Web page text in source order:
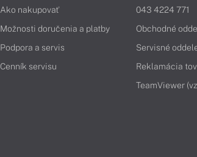
Ako nakupovať
Možnosti doručenia a platby
Podpora a servis
Cenník servisu
043 4224 771
Obchodné
Servisné
Reklamácia
TeamViewer